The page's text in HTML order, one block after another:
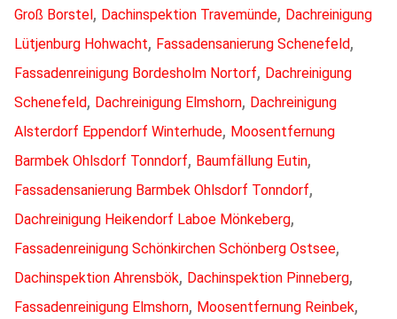
Groß Borstel, Dachinspektion Travemünde, Dachreinigung
Lütjenburg Hohwacht, Fassadensanierung Schenefeld,
Fassadenreinigung Bordesholm Nortorf, Dachreinigung
Schenefeld, Dachreinigung Elmshorn, Dachreinigung
Alsterdorf Eppendorf Winterhude, Moosentfernung
Barmbek Ohlsdorf Tonndorf, Baumfällung Eutin,
Fassadensanierung Barmbek Ohlsdorf Tonndorf,
Dachreinigung Heikendorf Laboe Mönkeberg,
Fassadenreinigung Schönkirchen Schönberg Ostsee,
Dachinspektion Ahrensbök, Dachinspektion Pinneberg,
Fassadenreinigung Elmshorn, Moosentfernung Reinbek,